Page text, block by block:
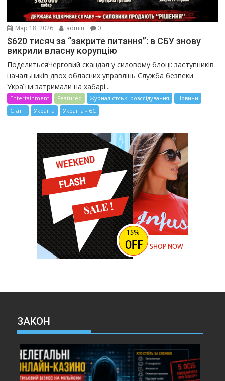
Мар 18, 2026 admin 0
$620 тисяч за “закрите питання”: в СБУ знову
викрили власну корупцію
ПоделитьсяЧерговий скандал у силовому блоці: заступників
начальників двох обласних управлінь Служба безпеки
України затримали на хабарі...
Entertainment Featured Журналістські розслідування
Новини
Статті
Україна Україна - ЄС
ЗАКОН